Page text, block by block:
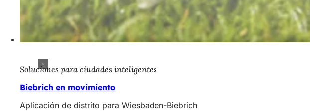
Soluciones para ciudades inteligentes
Biebrich en movimiento
Aplicación de distrito para Wiesbaden-Biebrich